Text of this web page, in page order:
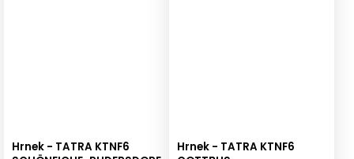
Hrnek - TATRA KTNF6
Hrnek - TATRA KTNF6